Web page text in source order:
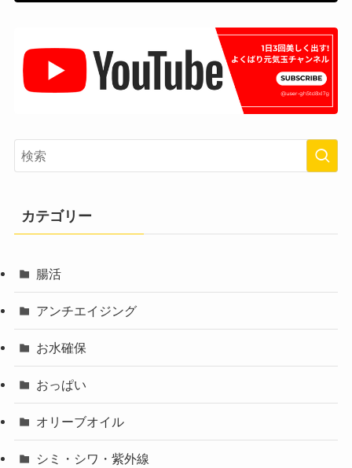
カテゴリー
腸活
アンチエイジング
お水確保
おっぱい
オリーブオイル
シミ・シワ・紫外線